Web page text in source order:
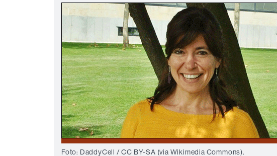
Foto: DaddyCell / CC BY-SA (via Wikimedia Commons).